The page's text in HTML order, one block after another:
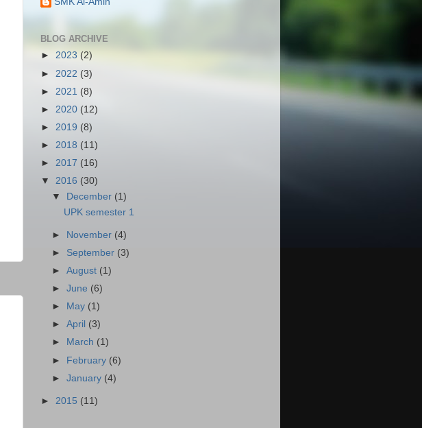
BLOG ARCHIVE
► 2023 (2)
► 2022 (3)
► 2021 (8)
► 2020 (12)
► 2019 (8)
► 2018 (11)
► 2017 (16)
▼ 2016 (30)
▼
December (1)
UPK semester 1
► November (4)
► September (3)
►August (1)
►June (6)
►
May (1)
►April (3)
►
March (1)
► February (6)
►January (4)
► 2015 (11)